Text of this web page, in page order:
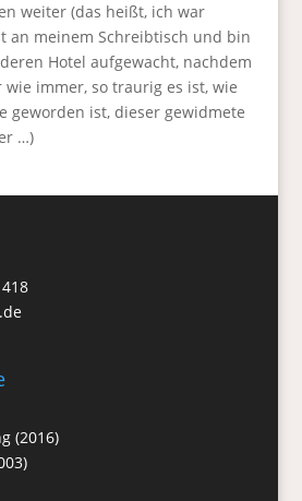
weiter (das heißt, ich war
an meinem Schreibtisch und bin
Hotel aufgewacht, nachdem
wie immer, so traurig es ist, wie
geworden ist, dieser gewidmete
…)
(2016)